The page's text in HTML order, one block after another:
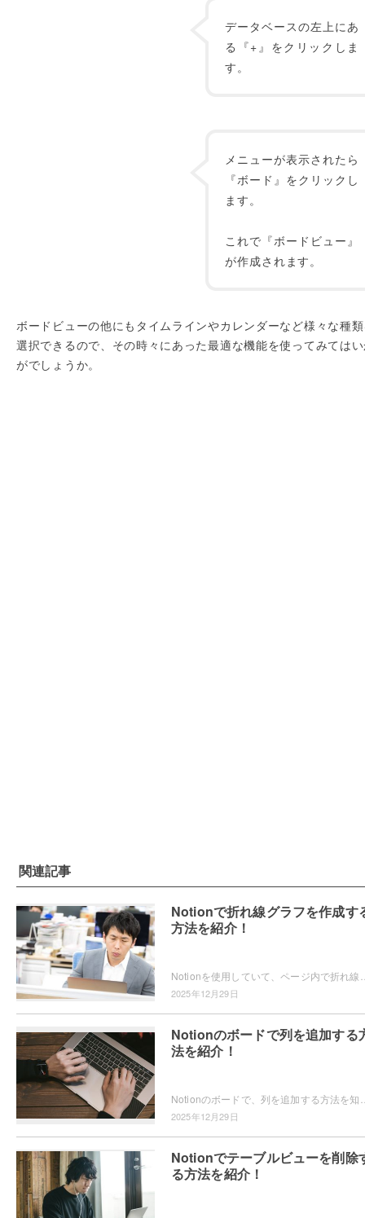
データベースの左上にあ
る『+』をクリックしま
す。
メニューが表示されたら
『ボード』をクリックし
ます。
これで『ボードビュー』
が作成されます。
ボードビューの他にもタイムラインやカレンダーなど様々な種
選択できるので、その時々にあった最適な機能を使ってみては
がでしょうか。
関連記事
Notionで折れ線グラフを作成す
方法を紹介！
2025年12月29日
Notionのボードで列を追加する
法を紹介！
2025年12月29日
Notionでテーブルビューを削除
る方法を紹介！